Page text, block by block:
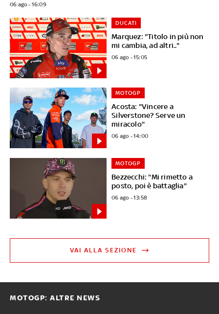
06 ago - 16:09
Marquez: "Titolo in più non
mi cambia, ad altri.."
DUCATI
06 ago - 15:05
Acosta: "Vincere a
Silverstone? Serve un
miracolo"
MOTOGP
06 ago - 14:00
Bezzecchi: "Mi rimetto a
posto, poi è battaglia"
MOTOGP
06 ago - 13:58
VAI ALLA SEZIONE
MOTOGP: ALTRE NEWS